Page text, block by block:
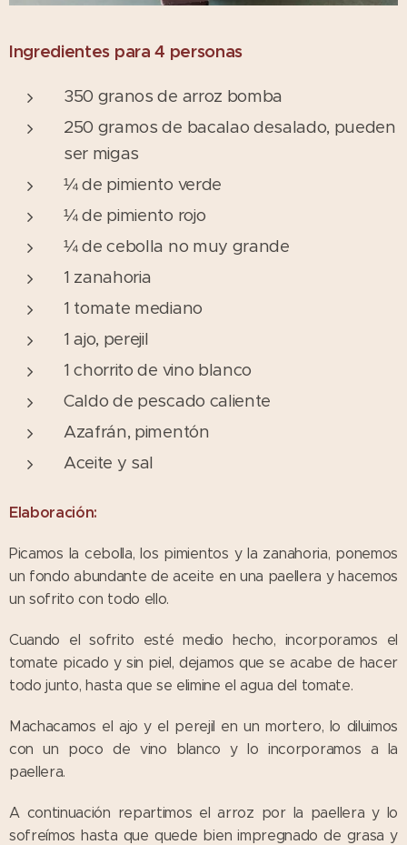
Ingredientes para 4 personas
350 granos de arroz bomba
250 gramos de bacalao desalado, pueden
ser migas
¼ de pimiento verde
¼ de pimiento rojo
¼ de cebolla no muy grande
1 zanahoria
1 tomate mediano
1 ajo, perejil
1 chorrito de vino blanco
Caldo de pescado caliente
Azafrán, pimentón
Aceite y sal
Elaboración:
Picamos la cebolla, los pimientos y la zanahoria, ponemos
un fondo abundante de aceite en una paellera y hacemos
un sofrito con todo ello.
Cuando el sofrito esté medio hecho, incorporamos el
tomate picado y sin piel, dejamos que se acabe de hacer
todo junto, hasta que se elimine el agua del tomate.
Machacamos el ajo y el perejil en un mortero, lo diluimos
con un poco de vino blanco y lo incorporamos a la
paellera.
A continuación repartimos el arroz por la paellera y lo
sofreímos hasta que quede bien impregnado de grasa y